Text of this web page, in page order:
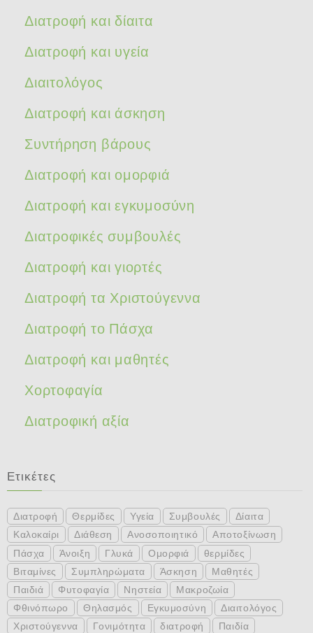
Διατροφή και δίαιτα
Διατροφή και υγεία
Διαιτολόγος
Διατροφή και άσκηση
Συντήρηση βάρους
Διατροφή και ομορφιά
Διατροφή και εγκυμοσύνη
Διατροφικές συμβουλές
Διατροφή και γιορτές
Διατροφή τα Χριστούγεννα
Διατροφή το Πάσχα
Διατροφή και μαθητές
Χορτοφαγία
Διατροφική αξία
Ετικέτες
Διατροφή Θερμίδες Υγεία Συμβουλές
Δίαιτα
Καλοκαίρι
Διάθεση Ανοσοποιητικό
Αποτοξίνωση
Πάσχα
Άνοιξη Γλυκά Ομορφιά
θερμίδες
Βιταμίνες
Συμπληρώματα Άσκηση
Μαθητές
Παιδιά
Φυτοφαγία Νηστεία
Μακροζωία
Φθινόπωρο
Θηλασμός Εγκυμοσύνη
Διαιτολόγος
Χριστούγεννα
Γονιμότητα διατροφή
Παιδία